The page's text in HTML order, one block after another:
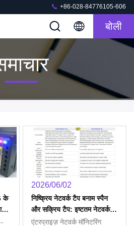
+86-028-84776105-606
बोली
के
2026/06/02
निष्क्रिय नेटवर्क टैप बनाम स्पैन
और सक्रिय टैप: इष्टतम नेटवर्क
मॉनिटरिंग के लिए पूर्ण तुलना
एंटरप्राइज़ नेटवर्क मॉनिटरिंग